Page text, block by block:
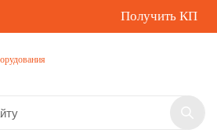
Получить КП